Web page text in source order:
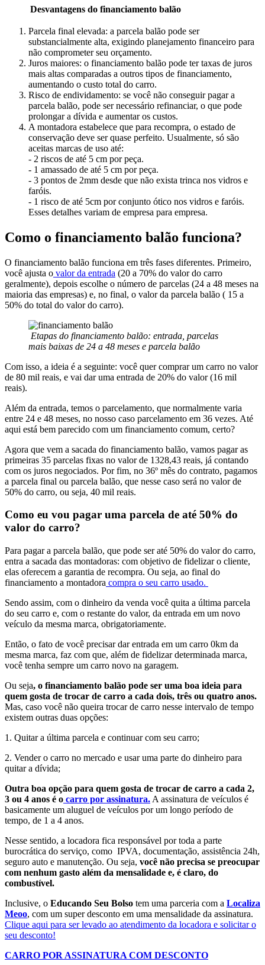
Desvantagens do financiamento balão
Parcela final elevada: a parcela balão pode ser
substancialmente alta, exigindo planejamento financeiro para
não comprometer seu orçamento.
Juros maiores: o financiamento balão pode ter taxas de juros
mais altas comparadas a outros tipos de financiamento,
aumentando o custo total do carro.
Risco de endividamento: se você não conseguir pagar a
parcela balão, pode ser necessário refinanciar, o que pode
prolongar a dívida e aumentar os custos.
A montadora estabelece que para recompra, o estado de
conservação deve ser quase perfeito. Usualmente, só são
aceitas marcas de uso até:
- 2 riscos de até 5 cm por peça.
- 1 amassado de até 5 cm por peça.
- 3 pontos de 2mm desde que não exista trinca nos vidros e
faróis.
- 1 risco de até 5cm por conjunto ótico nos vidros e faróis.
Esses detalhes variam de empresa para empresa.
Como o financiamento balão funciona?
O financiamento balão funciona em três fases diferentes. Primeiro,
você ajusta o valor da entrada (20 a 70% do valor do carro
geralmente), depois escolhe o número de parcelas (24 a 48 meses na
maioria das empresas) e, no final, o valor da parcela balão ( 15 a
50% do total do valor do carro).
Etapas do financiamento balão: entrada, parcelas
mais baixas de 24 a 48 meses e parcela balão
Com isso, a ideia é a seguinte: você quer comprar um carro no valor
de 80 mil reais, e vai dar uma entrada de 20% do valor (16 mil
reais).
Além da entrada, temos o parcelamento, que normalmente varia
entre 24 e 48 meses, no nosso caso parcelamento em 36 vezes. Até
aqui está bem parecido com um financiamento comum, certo?
Agora que vem a sacada do financiamento balão, vamos pagar as
primeiras 35 parcelas fixas no valor de 1328,43 reais, já contando
com os juros negociados. Por fim, no 36º mês do contrato, pagamos
a parcela final ou parcela balão, que nesse caso será no valor de
50% do carro, ou seja, 40 mil reais.
Como eu vou pagar uma parcela de até 50% do
valor do carro?
Para pagar a parcela balão, que pode ser até 50% do valor do carro,
entra a sacada das montadoras: com objetivo de fidelizar o cliente,
elas oferecem a garantia de recompra. Ou seja, ao final do
financiamento a montadora compra o seu carro usado.
Sendo assim, com o dinheiro da venda você quita a última parcela
do seu carro e, com o restante do valor, da entrada em um novo
veículo da mesma marca, obrigatoriamente.
Então, o fato de você precisar dar entrada em um carro 0km da
mesma marca, faz com que, além de fidelizar determinada marca,
você tenha sempre um carro novo na garagem.
Ou seja, o financiamento balão pode ser uma boa ideia para
quem gosta de trocar de carro a cada dois, três ou quatro anos.
Mas, caso você não queira trocar de carro nesse intervalo de tempo
existem outras duas opções:
1. Quitar a última parcela e continuar com seu carro;
2. Vender o carro no mercado e usar uma parte do dinheiro para
quitar a dívida;
Outra boa opção para quem gosta de trocar de carro a cada 2,
3 ou 4 anos é o carro por assinatura. A assinatura de veículos é
basicamente um aluguel de veículos por um longo período de
tempo, de 1 a 4 anos.
Nesse sentido, a locadora fica responsável por toda a parte
burocrática do serviço, como IPVA, documentação, assistência 24h,
seguro auto e manutenção. Ou seja, você não precisa se preocupar
com nenhum gasto além da mensalidade e, é claro, do
combustível.
Inclusive, o Educando Seu Bolso tem uma parceria com a Localiza
Meoo, com um super desconto em uma mensalidade da assinatura.
Clique aqui para ser levado ao atendimento da locadora e solicitar o
seu desconto!
CARRO POR ASSINATURA COM DESCONTO